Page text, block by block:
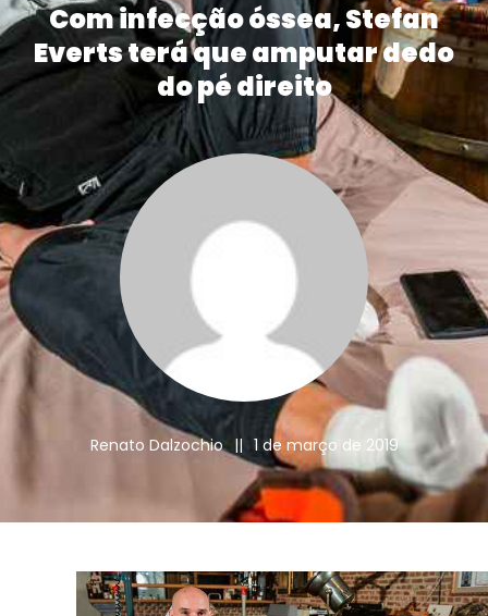
Com infecção óssea, Stefan
Everts terá que amputar dedo
do pé direito
Renato Dalzochio || 1 de março de 2019